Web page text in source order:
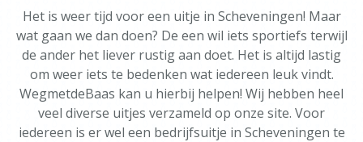
Het is weer tijd voor een uitje in Scheveningen! Maar
wat gaan we dan doen? De een wil iets sportiefs terwijl
de ander het liever rustig aan doet. Het is altijd lastig
om weer iets te bedenken wat iedereen leuk vindt.
WegmetdeBaas kan u hierbij helpen! Wij hebben heel
veel diverse uitjes verzameld op onze site. Voor
iedereen is er wel een bedrijfsuitje in Scheveningen te